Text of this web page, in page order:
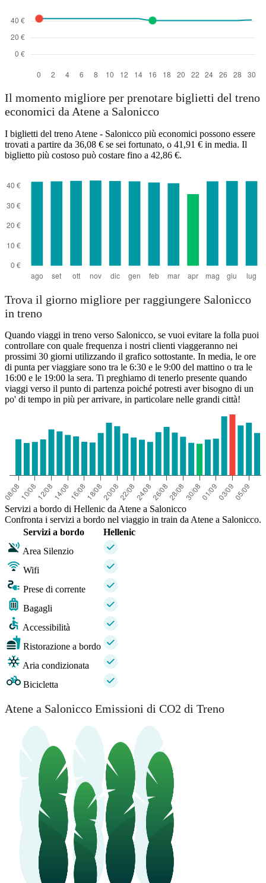
Il momento migliore per prenotare biglietti del treno
economici da Atene a Salonicco
I biglietti del treno Atene - Salonicco più economici possono essere
trovati a partire da 36,08 € se sei fortunato, o 41,91 € in media. Il
biglietto più costoso può costare fino a 42,86 €.
Trova il giorno migliore per raggiungere Salonicco
in treno
Quando viaggi in treno verso Salonicco, se vuoi evitare la folla puoi
controllare con quale frequenza i nostri clienti viaggeranno nei
prossimi 30 giorni utilizzando il grafico sottostante. In media, le ore
di punta per viaggiare sono tra le 6:30 e le 9:00 del mattino o tra le
16:00 e le 19:00 la sera. Ti preghiamo di tenerlo presente quando
viaggi verso il punto di partenza poiché potresti aver bisogno di un
po' di tempo in più per arrivare, in particolare nelle grandi città!
Servizi a bordo di Hellenic da Atene a Salonicco
Confronta i servizi a bordo nel viaggio in train da Atene a Salonicco.
Servizi a bordo
Hellenic
Area Silenzio
Wifi
Prese di corrente
Bagagli
Accessibilità
Ristorazione a bordo
Aria condizionata
Bicicletta
Atene a Salonicco Emissioni di CO2 di Treno